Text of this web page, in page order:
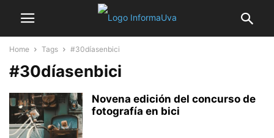
Home Tags #30díasenbici
#30díasenbici
Novena edición del concurso de
fotografía en bici